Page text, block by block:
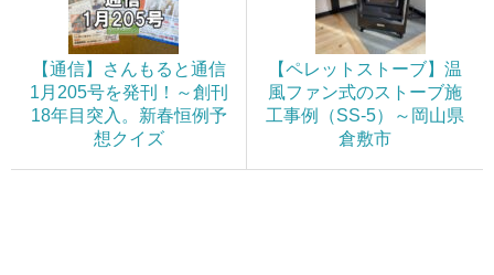
【通信】さんもると通信
1月205号を発刊！～創刊
18年目突入。新春恒例予
想クイズ
【ペレットストーブ】温
風ファン式のストーブ施
工事例（SS-5）～岡山県
倉敷市